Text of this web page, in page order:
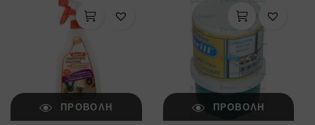
ΠΡΟΒΟΛΉ ΠΡΟΒΟΛΉ